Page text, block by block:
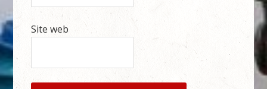
Site web